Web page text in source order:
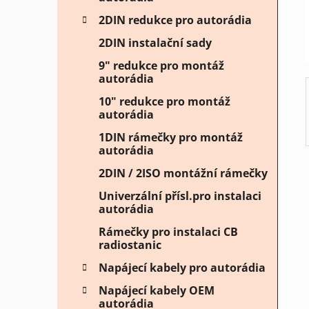
2DIN redukce pro autorádia
2DIN instalační sady
9" redukce pro montáž
autorádia
10" redukce pro montáž
autorádia
1DIN rámečky pro montáž
autorádia
2DIN / 2ISO montážní rámečky
Univerzální přísl.pro instalaci
autorádia
Rámečky pro instalaci CB
radiostanic
Napájecí kabely pro autorádia
Napájecí kabely OEM
autorádia